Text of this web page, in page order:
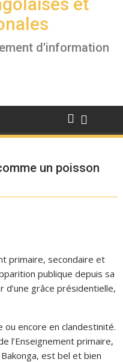
d'information
un poisson
primaire, secondaire et
publique depuis sa
grâce présidentielle,
ou encore en clandestinité.
l’Enseignement primaire,
est bel et bien